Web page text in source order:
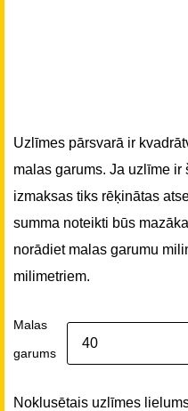
Uzlīmes pārsvarā ir
malas garums. Ja uzlīme
izmaksas tiks rēķinātas
summa noteikti būs
norādiet malas garumu
milimetriem.
Malas
garums
Noklusētais uzlīmes